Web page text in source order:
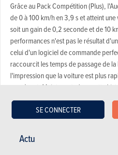
Actu
SE CONNECTER
Grâce au Pack Compétition (Plus),
de 0 à 100 km/h en 3,9 s et atteint
soit un gain de 0,2 seconde et de 10
performances n'est pas le résultat
celui d'un logiciel de commande
raccourcit les temps de passage de
l'impression que la voiture est plus
suggèrent. Maintenant, dans cette
secondaires par rapport à
dès le démarrage du moteur, qui
dès le départ. Grâce à cela, à un
l'économie de matériaux isolants
du moteur résonne plus fortement